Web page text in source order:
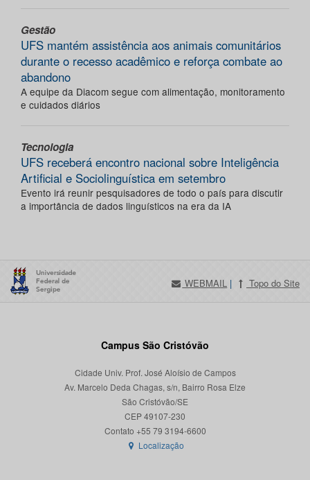
Gestão
UFS mantém assistência aos animais comunitários
durante o recesso acadêmico e reforça combate ao
abandono
A equipe da Diacom segue com alimentação, monitoramento
e cuidados diários
Tecnologia
UFS receberá encontro nacional sobre Inteligência
Artificial e Sociolinguística em setembro
Evento irá reunir pesquisadores de todo o país para discutir
a importância de dados linguísticos na era da IA
WEBMAIL | Topo do Site
Campus São Cristóvão
Cidade Univ. Prof. José Aloísio de Campos
Av. Marcelo Deda Chagas, s/n, Bairro Rosa Elze
São Cristóvão/SE
CEP 49107-230
Localização